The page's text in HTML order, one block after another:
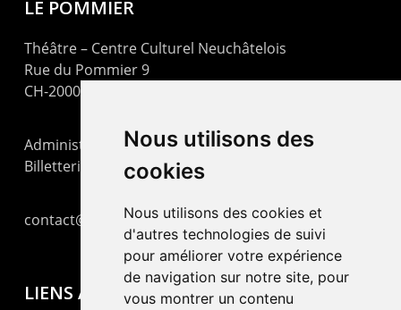
Nous utilisons des
cookies
Nous utilisons des cookies et
d'autres technologies de suivi
pour améliorer votre expérience
de navigation sur notre site, pour
vous montrer un contenu
LE POMMIER
Théâtre – Centre Culturel Neuchâtelois
Rue du Pommier 9
CH-2000 Neuchâtel
Administration : +41 32 725 03 03
Billetterie : +41 32 725 05 05
contact@lepommier.ch
LIENS AMIS